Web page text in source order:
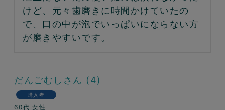
けど、元々歯磨きに時間かけていたの
で、口の中が泡でいっぱいにならない方
が磨きやすいです。
だんごむし 4
購入者
60代 女性